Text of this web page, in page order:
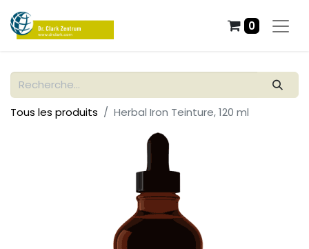
0
Tous les produits Herbal Iron Teinture, 120 ml